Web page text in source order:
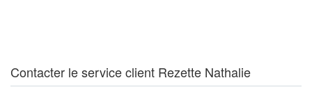
Contacter le service client Rezette Nathalie